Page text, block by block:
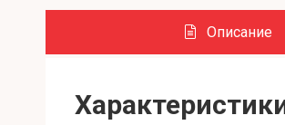
Описание